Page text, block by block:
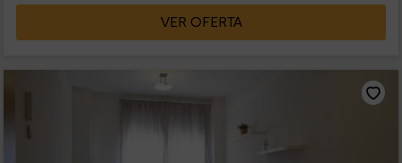
VER OFERTA